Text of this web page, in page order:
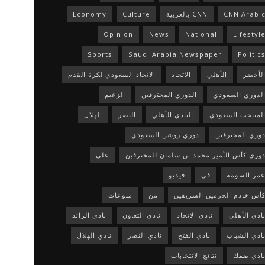
CNN Arabic CNN بالعربية Culture
Economy
Lifestyle
National
News
Opinion
Politics
Saudi Arabia Newspaper
Sports
الأخضر الأهلي الاتحاد الاتحاد السعودي لكرة القدم
الدوري السعودي الدوري المحترفين الزعيم
المنتخب السعودي النادي الأهلي النصر الهلال
دوري المحترفين دوري روشن السعودي
دوري كأس الأمير محمد بن سلمان للمحترفين على
عمر السومة في فيديو
كأس خادم الحرمين الشريفين من منوعات
نادي الأهلي نادي الاتحاد نادي التعاون نادي الرائد
نادي الشباب نادي الفتح نادي النصر نادي الهلال
نادي ضمك نتائج الانتخابات